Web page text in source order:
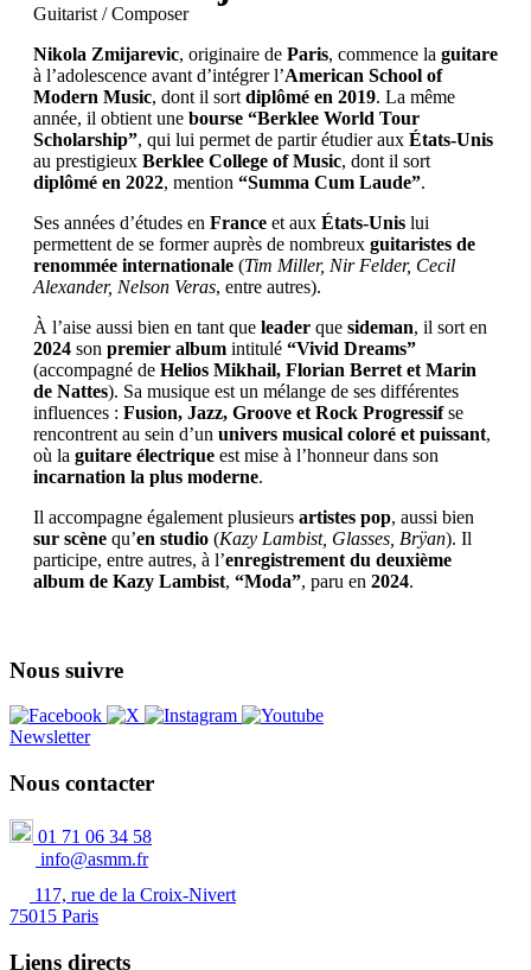
Guitarist / Composer
Nikola Zmijarevic, originaire de Paris, commence la guitare
à l’adolescence avant d’intégrer l’American School of
Modern Music, dont il sort diplômé en 2019. La même
année, il obtient une bourse “Berklee World Tour
Scholarship”, qui lui permet de partir étudier aux États-Unis
au prestigieux Berklee College of Music, dont il sort
diplômé en 2022, mention “Summa Cum Laude”.
Ses années d’études en France et aux États-Unis lui
permettent de se former auprès de nombreux guitaristes de
renommée internationale (Tim Miller, Nir Felder, Cecil
Alexander, Nelson Veras, entre autres).
À l’aise aussi bien en tant que leader que sideman, il sort en
2024 son premier album intitulé “Vivid Dreams”
(accompagné de Helios Mikhail, Florian Berret et Marin
de Nattes). Sa musique est un mélange de ses différentes
influences : Fusion, Jazz, Groove et Rock Progressifse
rencontrent au sein d’un univers musical coloré et puissant,
où la guitare électrique est mise à l’honneur dans son
incarnation la plus moderne.
Il accompagne également plusieurs artistes pop, aussi bien
sur scène qu’en studio (Kazy Lambist, Glasses, Brÿan). Il
participe, entre autres, à l’enregistrement du deuxième
album de Kazy Lambist, “Moda”, paru en 2024.
Nous suivre
Newsletter
Nous contacter
01 71 06 34 58
info@asmm.fr
117, rue de la Croix-Nivert
75015 Paris
Liens directs